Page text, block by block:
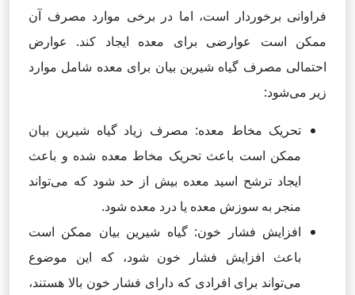
فراوانی برخوردار است، اما در برخی موارد مصرف آن
ممکن است عوارضی برای معده ایجاد کند. عوارض
احتمالی مصرف گیاه شیرین بیان برای معده شامل موارد
زیر می‌شود:
تحریک مخاط معده: مصرف زیاد گیاه شیرین بیان
ممکن است باعث تحریک مخاط معده شده و باعث
ایجاد ترشح اسید معده بیش از حد شود که می‌تواند
منجر به سوزش معده یا درد معده شود.
افزایش فشار خون: گیاه شیرین بیان ممکن است
باعث افزایش فشار خون شود، که این موضوع
می‌تواند برای افرادی که دارای فشار خون بالا هستند،